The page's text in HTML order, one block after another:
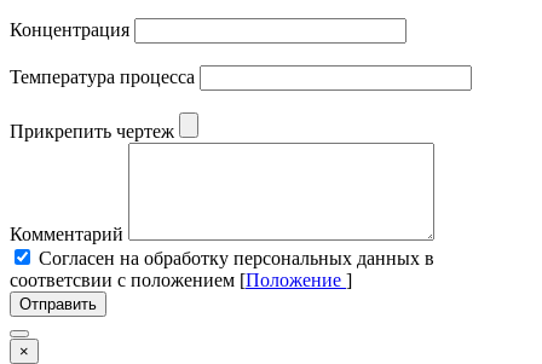
Концентрация
Температура процесса
Прикрепить чертеж
Комментарий
Cогласен на обработку персональных данных в
соответсвии с положением [Положение ]
Отправить
×